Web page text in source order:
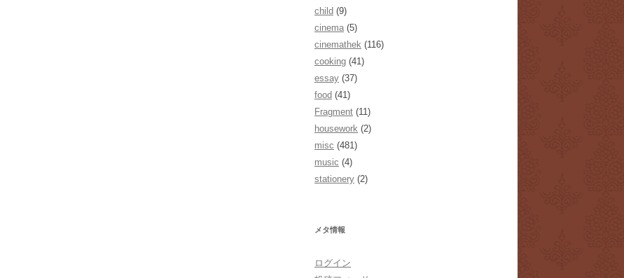
child (9)
cinema (5)
cinemathek (116)
cooking (41)
essay (37)
food (41)
Fragment (11)
housework (2)
misc (481)
music (4)
stationery (2)
メタ情報
ログイン